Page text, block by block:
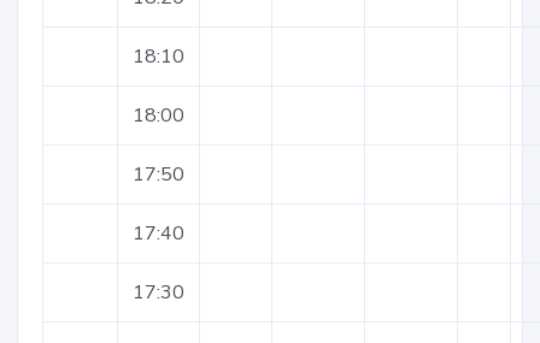
18:10
18:00
17:50
17:40
17:30